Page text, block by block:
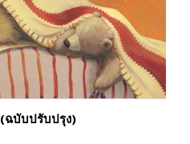
ฉบับปรับปรุง)